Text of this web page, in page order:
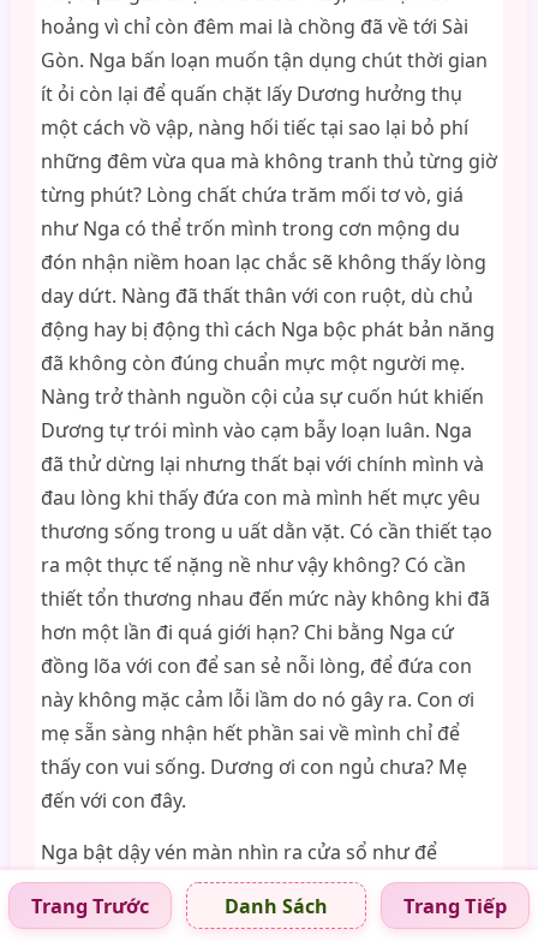
hoảng vì chỉ còn đêm mai là chồng đã về tới Sài
Gòn. Nga bấn loạn muốn tận dụng chút thời gian
ít ỏi còn lại để quấn chặt lấy Dương hưởng thụ
một cách vồ vập, nàng hối tiếc tại sao lại bỏ phí
những đêm vừa qua mà không tranh thủ từng giờ
từng phút? Lòng chất chứa trăm mối tơ vò, giá
như Nga có thể trốn mình trong cơn mộng du
đón nhận niềm hoan lạc chắc sẽ không thấy lòng
day dứt. Nàng đã thất thân với con ruột, dù chủ
động hay bị động thì cách Nga bộc phát bản năng
đã không còn đúng chuẩn mực một người mẹ.
Nàng trở thành nguồn cội của sự cuốn hút khiến
Dương tự trói mình vào cạm bẫy loạn luân. Nga
đã thử dừng lại nhưng thất bại với chính mình và
đau lòng khi thấy đứa con mà mình hết mực yêu
thương sống trong u uất dằn vặt. Có cần thiết tạo
ra một thực tế nặng nề như vậy không? Có cần
thiết tổn thương nhau đến mức này không khi đã
hơn một lần đi quá giới hạn? Chi bằng Nga cứ
đồng lõa với con để san sẻ nỗi lòng, để đứa con
này không mặc cảm lỗi lầm do nó gây ra. Con ơi
mẹ sẵn sàng nhận hết phần sai về mình chỉ để
thấy con vui sống. Dương ơi con ngủ chưa? Mẹ
đến với con đây.
Nga bật dậy vén màn nhìn ra cửa sổ như để
khẳng định với chính mình rằng chồng vẫn còn ở
đâu đó chưa về. Đã quá nửa đêm, ánh đèn hắt vào
Trang Trước Danh Sách Trang Tiếp